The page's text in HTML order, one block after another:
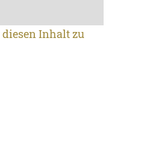
Inhalt zu